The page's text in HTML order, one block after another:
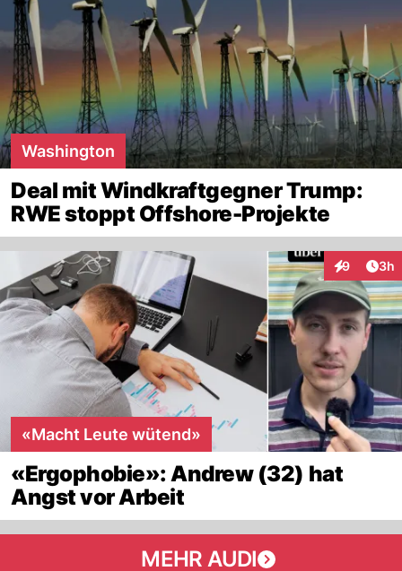
Washington
Deal mit Windkraftgegner Trump:
RWE stoppt Offshore-Projekte
9 3h
«Macht Leute wütend»
«Ergophobie»: Andrew (32) hat
Angst vor Arbeit
MEHR AUDI